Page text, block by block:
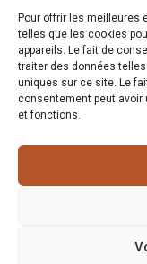
Pour offrir les meilleures
telles que les cookies
appareils. Le fait de
traiter des données
uniques sur ce site. Le
consentement peut
et fonctions.
PRÉCÉDENT
Portails ALU
Menuiserie Gautier